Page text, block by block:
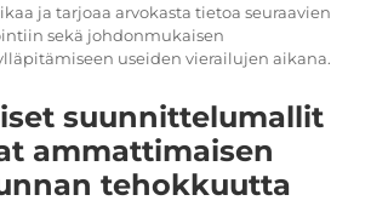
ja tarjoaa arvokasta tietoa seuraavien
sekä johdonmukaisen
useiden vierailujen aikana.
suunnittelumallit
ammattimaisen
tehokkuutta